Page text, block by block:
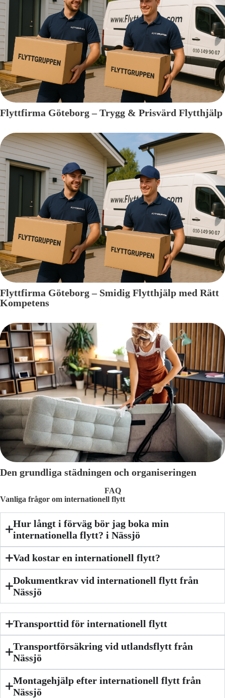
Flyttfirma Göteborg – Trygg & Prisvärd Flytthjälp
Flyttfirma Göteborg – Smidig Flytthjälp med Rätt
Kompetens
Den grundliga städningen och organiseringen
FAQ
Vanliga frågor om internationell flytt
Hur långt i förväg bör jag boka min
internationella flytt? i Nässjö
Vad kostar en internationell flytt?
Dokumentkrav vid internationell flytt från
Nässjö
Transporttid för internationell flytt
Transportförsäkring vid utlandsflytt från
Nässjö
Montagehjälp efter internationell flytt från
Nässjö